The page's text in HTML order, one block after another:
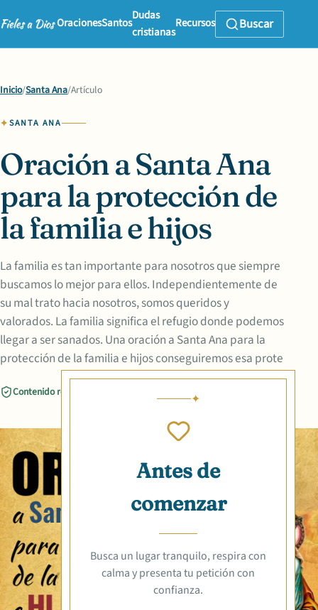
OracionesSantos
Dudas
cristianas
Recursos Buscar
Inicio/Santa Ana/Artículo
SANTA ANA
Oración a Santa Ana
para la protección de
la familia e hijos
La familia es tan importante para nosotros que siempre
buscamos lo mejor para ellos. Independientemente de
su mal trato hacia nosotros, somos queridos y
valorados. La familia significa el refugio donde podemos
llegar a ser sanados. Una oración a Santa Ana para la
protección de la familia e hijos conseguiremos esa prote
Contenido revisado
Antes de
comenzar
Busca un lugar tranquilo, respira con
calma y presenta tu petición con
confianza.